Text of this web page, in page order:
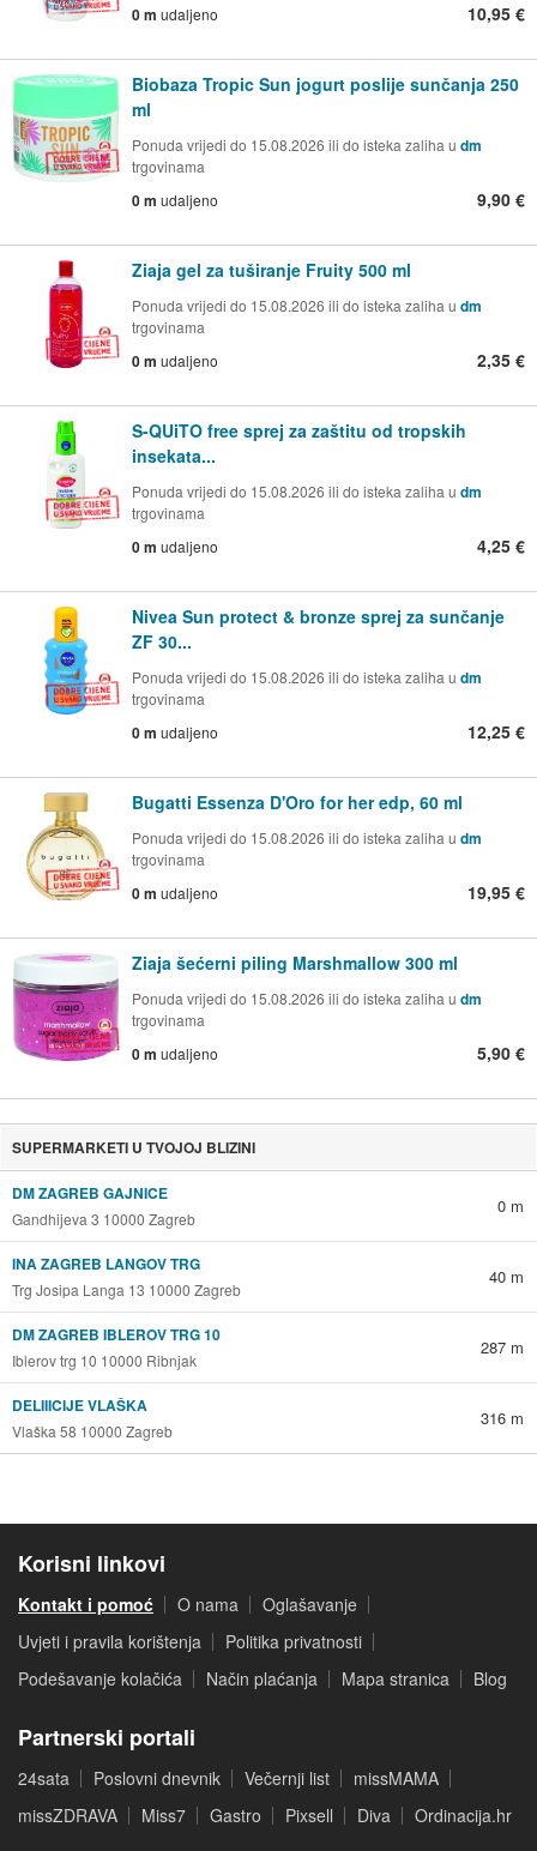
0 m udaljeno 10,95 €
Biobaza Tropic Sun jogurt poslije sunčanja 250
ml
Ponuda vrijedi do 15.08.2026 ili do isteka zaliha u dm
trgovinama
0 m udaljeno 9,90 €
Ziaja gel za tuširanje Fruity 500 ml
Ponuda vrijedi do 15.08.2026 ili do isteka zaliha u dm
trgovinama
0 m udaljeno 2,35 €
S-QUiTO free sprej za zaštitu od tropskih
insekata...
Ponuda vrijedi do 15.08.2026 ili do isteka zaliha u dm
trgovinama
0 m udaljeno 4,25 €
Nivea Sun protect & bronze sprej za sunčanje
ZF 30...
Ponuda vrijedi do 15.08.2026 ili do isteka zaliha u dm
trgovinama
0 m udaljeno 12,25 €
Bugatti Essenza D'Oro for her edp, 60 ml
Ponuda vrijedi do 15.08.2026 ili do isteka zaliha u dm
trgovinama
0 m udaljeno 19,95 €
Ziaja šećerni piling Marshmallow 300 ml
Ponuda vrijedi do 15.08.2026 ili do isteka zaliha u dm
trgovinama
0 m udaljeno 5,90 €
SUPERMARKETI U TVOJOJ BLIZINI
DM ZAGREB GAJNICE
Gandhijeva 3 10000 Zagreb
0 m
INA ZAGREB LANGOV TRG
Trg Josipa Langa 13 10000 Zagreb
40 m
DM ZAGREB IBLEROV TRG 10
Iblerov trg 10 10000 Ribnjak
287 m
DELIIICIJE VLAŠKA
Vlaška 58 10000 Zagreb
316 m
Korisni linkovi
Kontakt i pomoć O nama
Oglašavanje
Uvjeti i pravila korištenja
Politika privatnosti
Podešavanje kolačića
Način plaćanja Mapa stranica Blog
Partnerski portali
24sata Poslovni dnevnik Večernji list
missMAMA
missZDRAVA
Miss7 Gastro Pixsell Diva Ordinacija.hr